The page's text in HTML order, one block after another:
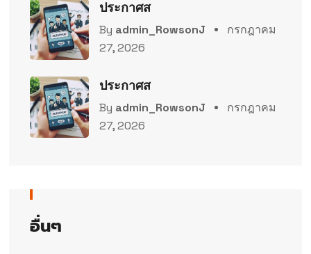
ประกาศส
By admin_RowsonJ
กรกฎาคม
27, 2026
ประกาศส
By admin_RowsonJ
กรกฎาคม
27, 2026
อื่นๆ